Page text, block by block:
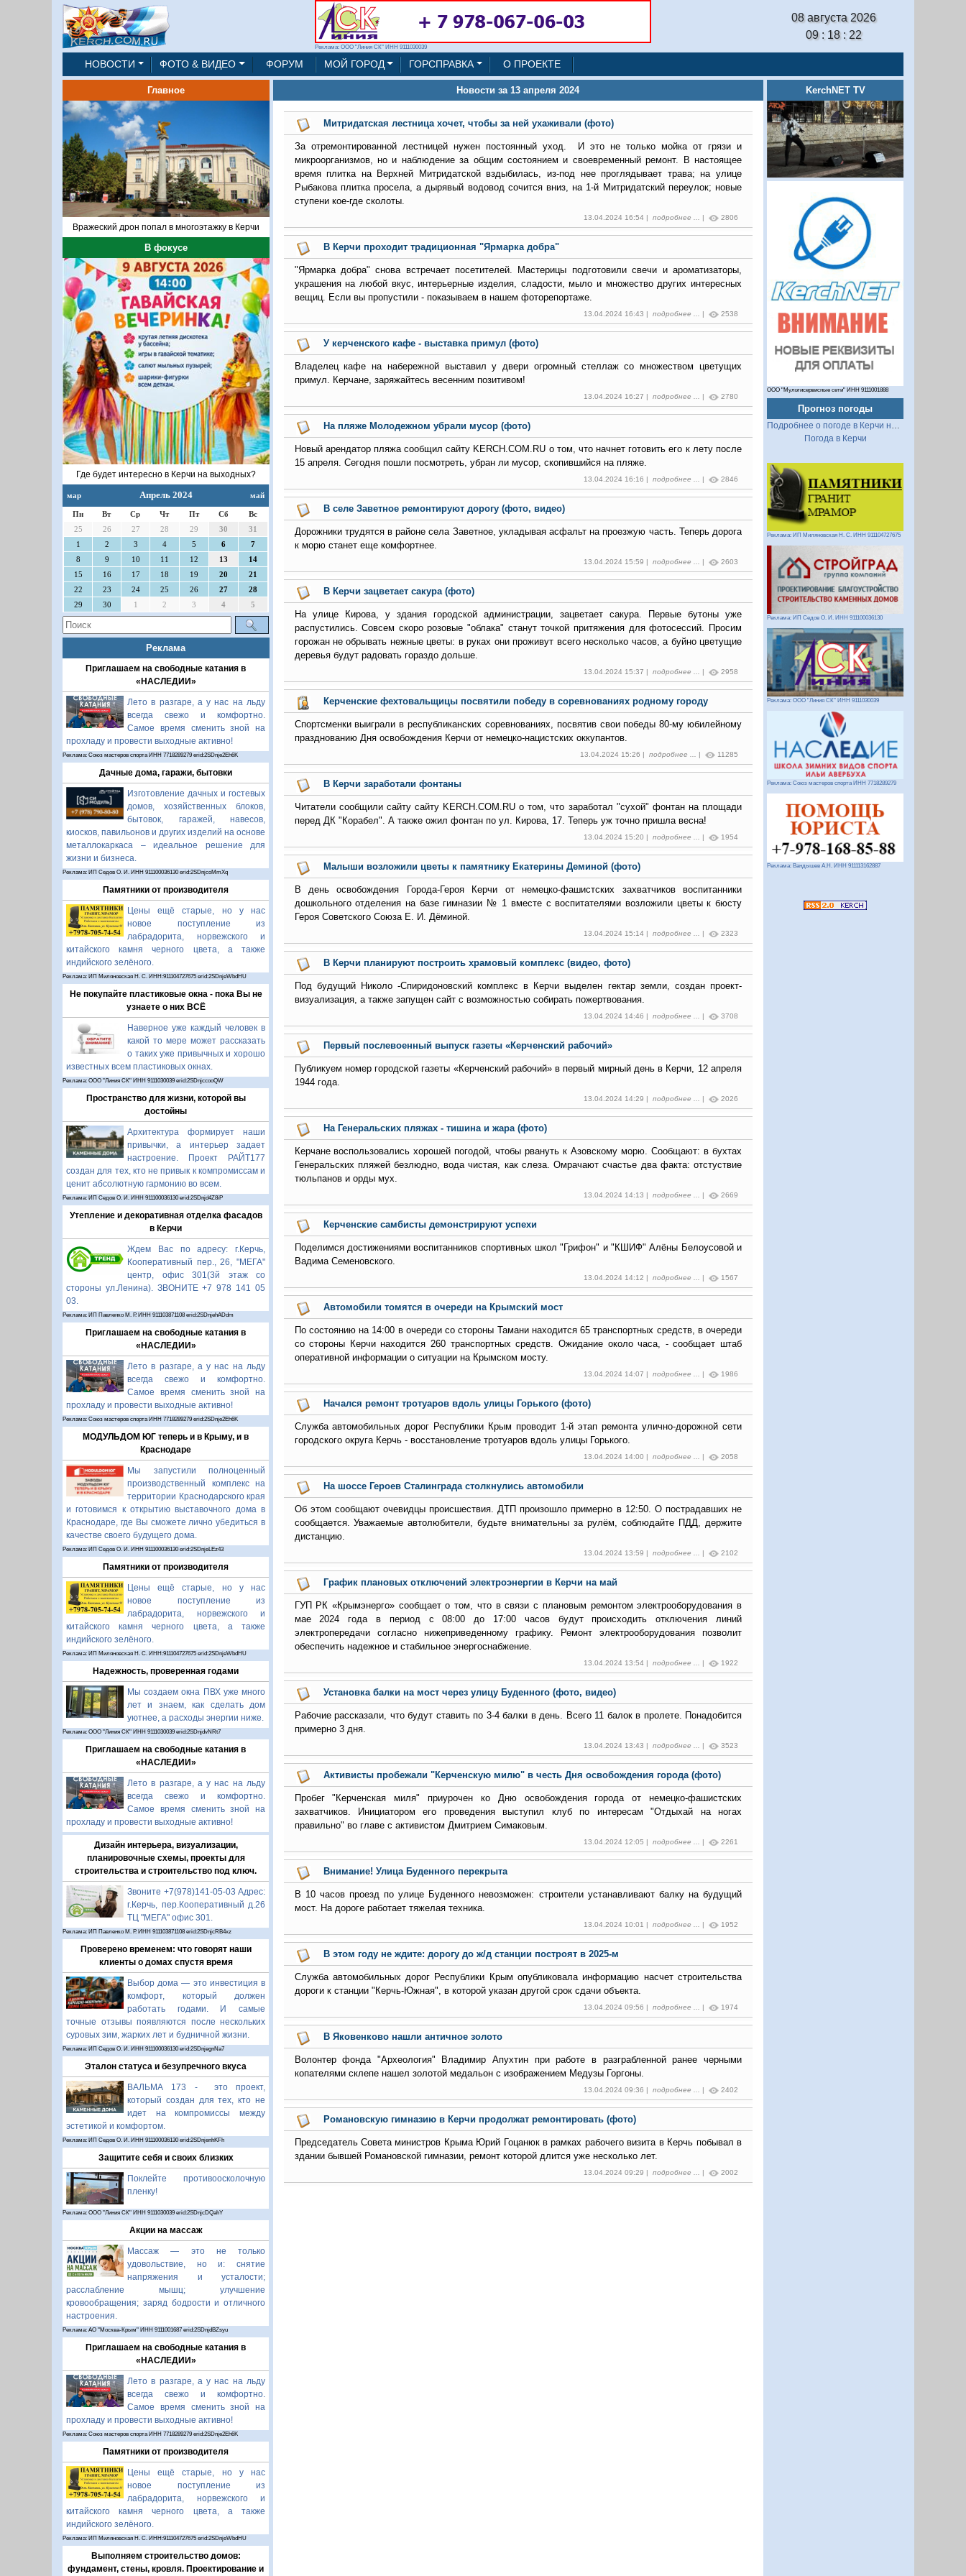
Реклама: ООО "Линия СК" ИНН 9111030039
08 августа 2026
09 : 18 : 23
НОВОСТИ ФОТО & ВИДЕО ФОРУМ МОЙ ГОРОД ГОРСПРАВКА О ПРОЕКТЕ
Главное
Вражеский дрон попал в многоэтажку в Керчи
В фокусе
Где будет интересно в Керчи на выходных?
мар Апрель 2024 май
Пн Вт Ср Чт Пт Сб
Вс
25
26 27 28 29 30
31
1
2 3 4 5 6
7
8
9 10 11 12 13
14
15
16 17 18 19 20
21
22
23 24 25 26 27
28
29
30 1 2 3 4 5
Реклама
Приглашаем на свободные катания в
«НАСЛЕДИИ»
Лето в разгаре, а у нас на льду
всегда свежо и комфортно.
Самое время сменить зной на
прохладу и провести выходные активно!
Реклама: Союз мастеров спорта ИНН 7718289279 erid:2SDnje2Eh6K
Дачные дома, гаражи, бытовки
Изготовление дачных и гостевых
домов, хозяйственных блоков,
бытовок, гаражей, навесов,
киосков, павильонов и других изделий на основе
металлокаркаса – идеальное решение для
жизни и бизнеса.
Реклама: ИП Седов О. И. ИНН 911100036130 erid:2SDnjcoMmXq
Памятники от производителя
Цены ещё старые, но у нас
новое поступление из
лабрадорита, норвежского и
китайского камня черного цвета, а также
индийского зелёного.
Реклама: ИП Миляновская Н. С. ИНН:911104727675 erid:2SDnjeWbdHU
Не покупайте пластиковые окна - пока Вы не
узнаете о них ВСЁ
Наверное уже каждый человек в
какой то мере может рассказать
о таких уже привычных и хорошо
известных всем пластиковых окнах.
Реклама: ООО "Линия СК" ИНН 9111030039 erid:2SDnjccooQW
Пространство для жизни, которой вы
достойны
Архитектура формирует наши
привычки, а интерьер задает
настроение. Проект РАЙТ177
создан для тех, кто не привык к компромиссам и
ценит абсолютную гармонию во всем.
Реклама: ИП Седов О. И. ИНН 911100036130 erid:2SDnjd4Z8iP
Утепление и декоративная отделка фасадов
в Керчи
Ждем Вас по адресу: г.Керчь,
Кооперативный пер., 26, "МЕГА"
центр, офис 301(3й этаж со
стороны ул.Ленина). ЗВОНИТЕ +7 978 141 05
03.
Реклама: ИП Павленко М. Р. ИНН 911103871108 erid:2SDnjehADdm
Приглашаем на свободные катания в
«НАСЛЕДИИ»
Лето в разгаре, а у нас на льду
всегда свежо и комфортно.
Самое время сменить зной на
прохладу и провести выходные активно!
Реклама: Союз мастеров спорта ИНН 7718289279 erid:2SDnje2Eh6K
МОДУЛЬДОМ ЮГ теперь и в Крыму, и в
Краснодаре
Мы запустили полноценный
производственный комплекс на
территории Краснодарского края
и готовимся к открытию выставочного дома в
Краснодаре, где Вы сможете лично убедиться в
качестве своего будущего дома.
Реклама: ИП Седов О. И. ИНН 911100036130 erid:2SDnjeLEz43
Памятники от производителя
Цены ещё старые, но у нас
новое поступление из
лабрадорита, норвежского и
китайского камня черного цвета, а также
индийского зелёного.
Реклама: ИП Миляновская Н. С. ИНН:911104727675 erid:2SDnjeWbdHU
Надежность, проверенная годами
Мы создаем окна ПВХ уже много
лет и знаем, как сделать дом
уютнее, а расходы энергии ниже.
Реклама: ООО "Линия СК" ИНН 9111030039 erid:2SDnjdvNRt7
Приглашаем на свободные катания в
«НАСЛЕДИИ»
Лето в разгаре, а у нас на льду
всегда свежо и комфортно.
Самое время сменить зной на
прохладу и провести выходные активно!
Дизайн интерьера, визуализации,
планировочные схемы, проекты для
строительства и строительство под ключ.
Звоните +7(978)141-05-03 Адрес:
г.Керчь, пер.Кооперативный д.26
ТЦ "МЕГА" офис 301.
Реклама: ИП Павленко М. Р. ИНН 911103871108 erid:2SDnjcRB4xz
Проверено временем: что говорят наши
клиенты о домах спустя время
Выбор дома — это инвестиция в
комфорт, который должен
работать годами. И самые
точные отзывы появляются после нескольких
суровых зим, жарких лет и будничной жизни.
Реклама: ИП Седов О. И. ИНН 911100036130 erid:2SDnjegnNa7
Эталон статуса и безупречного вкуса
ВАЛЬМА 173 - это проект,
который создан для тех, кто не
идет на компромиссы между
эстетикой и комфортом.
Реклама: ИП Седов О. И. ИНН 911100036130 erid:2SDnjenhKFh
Защитите себя и своих близких
Поклейте противоосколочную
пленку!
Реклама: ООО "Линия СК" ИНН 9111030039 erid:2SDnjcDQahY
Акции на массаж
Массаж — это не только
удовольствие, но и: снятие
напряжения и усталости;
расслабление мышц; улучшение
кровообращения; заряд бодрости и отличного
настроения.
Реклама: АО "Москва-Крым" ИНН 9111001687 erid:2SDnjdBZsyu
Приглашаем на свободные катания в
«НАСЛЕДИИ»
Лето в разгаре, а у нас на льду
всегда свежо и комфортно.
Самое время сменить зной на
прохладу и провести выходные активно!
Реклама: Союз мастеров спорта ИНН 7718289279 erid:2SDnje2Eh6K
Памятники от производителя
Цены ещё старые, но у нас
новое поступление из
лабрадорита, норвежского и
китайского камня черного цвета, а также
индийского зелёного.
Реклама: ИП Миляновская Н. С. ИНН:911104727675 erid:2SDnjeWbdHU
Выполняем строительство домов:
фундамент, стены, кровля. Проектирование и
Новости за 13 апреля 2024
Митридатская лестница хочет, чтобы за ней ухаживали (фото)
За отремонтированной лестницей нужен постоянный уход. И это не только мойка от грязи и
микроорганизмов, но и наблюдение за общим состоянием и своевременный ремонт. В настоящее
время плитка на Верхней Митридатской вздыбилась, из-под нее проглядывает трава; на улице
Рыбакова плитка просела, а дырявый водовод сочится вниз, на 1-й Митридатский переулок; новые
ступени кое-где сколоты.
13.04.2024 16:54 | подробнее ... | 2806
В Керчи проходит традиционная "Ярмарка добра"
"Ярмарка добра" снова встречает посетителей. Мастерицы подготовили свечи и ароматизаторы,
украшения на любой вкус, интерьерные изделия, сладости, мыло и множество других интересных
вещиц. Если вы пропустили - показываем в нашем фоторепортаже.
13.04.2024 16:43 | подробнее ... | 2538
У керченского кафе - выставка примул (фото)
Владелец кафе на набережной выставил у двери огромный стеллаж со множеством цветущих
примул. Керчане, заряжайтесь весенним позитивом!
13.04.2024 16:27 | подробнее ... | 2780
На пляже Молодежном убрали мусор (фото)
Новый арендатор пляжа сообщил сайту KERCH.COM.RU о том, что начнет готовить его к лету после
15 апреля. Сегодня пошли посмотреть, убран ли мусор, скопившийся на пляже.
13.04.2024 16:16 | подробнее ... | 2846
В селе Заветное ремонтируют дорогу (фото, видео)
Дорожники трудятся в районе села Заветное, укладывая асфальт на проезжую часть. Теперь дорога
к морю станет еще комфортнее.
13.04.2024 15:59 | подробнее ... | 2603
В Керчи зацветает сакура (фото)
На улице Кирова, у здания городской администрации, зацветает сакура. Первые бутоны уже
распустились. Совсем скоро розовые "облака" станут точкой притяжения для фотосессий. Просим
горожан не обрывать нежные цветы: в руках они проживут всего несколько часов, а буйно цветущие
деревья будут радовать гораздо дольше.
13.04.2024 15:37 | подробнее ... | 2958
Керченские фехтовальщицы посвятили победу в соревнованиях родному городу
Спортсменки выиграли в республиканских соревнованиях, посвятив свои победы 80-му юбилейному
празднованию Дня освобождения Керчи от немецко-нацистских оккупантов.
13.04.2024 15:26 | подробнее ... | 11285
В Керчи заработали фонтаны
Читатели сообщили сайту сайту KERCH.COM.RU о том, что заработал "сухой" фонтан на площади
перед ДК "Корабел". А также ожил фонтан по ул. Кирова, 17. Теперь уж точно пришла весна!
13.04.2024 15:20 | подробнее ... | 1954
Малыши возложили цветы к памятнику Екатерины Деминой (фото)
В день освобождения Города-Героя Керчи от немецко-фашистских захватчиков воспитанники
дошкольного отделения на базе гимназии № 1 вместе с воспитателями возложили цветы к бюсту
Героя Советского Союза Е. И. Дёминой.
13.04.2024 15:14 | подробнее ... | 2323
В Керчи планируют построить храмовый комплекс (видео, фото)
Под будущий Николо -Спиридоновский комплекс в Керчи выделен гектар земли, создан проект-
визуализация, а также запущен сайт с возможностью собирать пожертвования.
13.04.2024 14:46 | подробнее ... | 3708
Первый послевоенный выпуск газеты «Керченский рабочий»
Публикуем номер городской газеты «Керченский рабочий» в первый мирный день в Керчи, 12 апреля
1944 года.
13.04.2024 14:29 | подробнее ... | 2026
На Генеральских пляжах - тишина и жара (фото)
Керчане воспользовались хорошей погодой, чтобы рвануть к Азовскому морю. Сообщают: в бухтах
Генеральских пляжей безлюдно, вода чистая, как слеза. Омрачают счастье два факта: отстуствие
тюльпанов и орды мух.
13.04.2024 14:13 | подробнее ... | 2669
Керченские самбисты демонстрируют успехи
Поделимся достижениями воспитанников спортивных школ "Грифон" и "КШИФ" Алёны Белоусовой и
Вадима Семеновского.
13.04.2024 14:12 | подробнее ... | 1567
Автомобили томятся в очереди на Крымский мост
По состоянию на 14:00 в очереди со стороны Тамани находится 65 транспортных средств, в очереди
со стороны Керчи находится 260 транспортных средств. Ожидание около часа, - сообщает штаб
оперативной информации о ситуации на Крымском мосту.
13.04.2024 14:07 | подробнее ... | 1986
Начался ремонт тротуаров вдоль улицы Горького (фото)
Служба автомобильных дорог Республики Крым проводит 1-й этап ремонта улично-дорожной сети
городского округа Керчь - восстановление тротуаров вдоль улицы Горького.
13.04.2024 14:00 | подробнее ... | 2058
На шоссе Героев Сталинграда столкнулись автомобили
Об этом сообщают очевидцы происшествия. ДТП произошло примерно в 12:50. О пострадавших не
сообщается. Уважаемые автолюбители, будьте внимательны за рулём, соблюдайте ПДД, держите
дистанцию.
13.04.2024 13:59 | подробнее ... | 2102
График плановых отключений электроэнергии в Керчи на май
ГУП РК «Крымэнерго» сообщает о том, что в связи с плановым ремонтом электрооборудования в
мае 2024 года в период с 08:00 до 17:00 часов будут происходить отключения линий
электропередачи согласно нижеприведенному графику. Ремонт электрооборудования позволит
обеспечить надежное и стабильное энергоснабжение.
13.04.2024 13:54 | подробнее ... | 1922
Установка балки на мост через улицу Буденного (фото, видео)
Рабочие рассказали, что будут ставить по 3-4 балки в день. Всего 11 балок в пролете. Понадобится
примерно 3 дня.
13.04.2024 13:43 | подробнее ... | 3523
Активисты пробежали "Керченскую милю" в честь Дня освобождения города (фото)
Пробег "Керченская миля" приурочен ко Дню освобождения города от немецко-фашистских
захватчиков. Инициатором его проведения выступил клуб по интересам "Отдыхай на ногах
правильно" во главе с активистом Дмитрием Симаковым.
13.04.2024 12:05 | подробнее ... | 2261
Внимание! Улица Буденного перекрыта
В 10 часов проезд по улице Буденного невозможен: строители устанавливают балку на будущий
мост. На дороге работает тяжелая техника.
13.04.2024 10:01 | подробнее ... | 1952
В этом году не ждите: дорогу до ж/д станции построят в 2025-м
Служба автомобильных дорог Республики Крым опубликовала информацию насчет строительства
дороги к станции "Керчь-Южная", в которой указан другой срок сдачи объекта.
13.04.2024 09:56 | подробнее ... | 1974
В Яковенково нашли античное золото
Волонтер фонда "Археология" Владимир Апухтин при работе в разграбленной ранее черными
копателями склепе нашел золотой медальон с изображением Медузы Горгоны.
13.04.2024 09:36 | подробнее ... | 2402
Романовскую гимназию в Керчи продолжат ремонтировать (фото)
Председатель Совета министров Крыма Юрий Гоцанюк в рамках рабочего визита в Керчь побывал в
здании бывшей Романовской гимназии, ремонт которой длится уже несколько лет.
13.04.2024 09:29 | подробнее ... | 2002
KerchNET TV
ООО "Мультисервисные сети" ИНН 9111001888
Прогноз погоды
Подробнее о погоде в Керчи на 2 недели
Погода в Керчи
Реклама: ИП Миляновская Н. С. ИНН 911104727675
Реклама: ИП Седов О. И. ИНН 911100036130
Реклама: ООО "Линия СК" ИНН 9111030039
Реклама: Союз мастеров спорта ИНН 7718289279
Реклама: Вандышев А.Н. ИНН 911113162887